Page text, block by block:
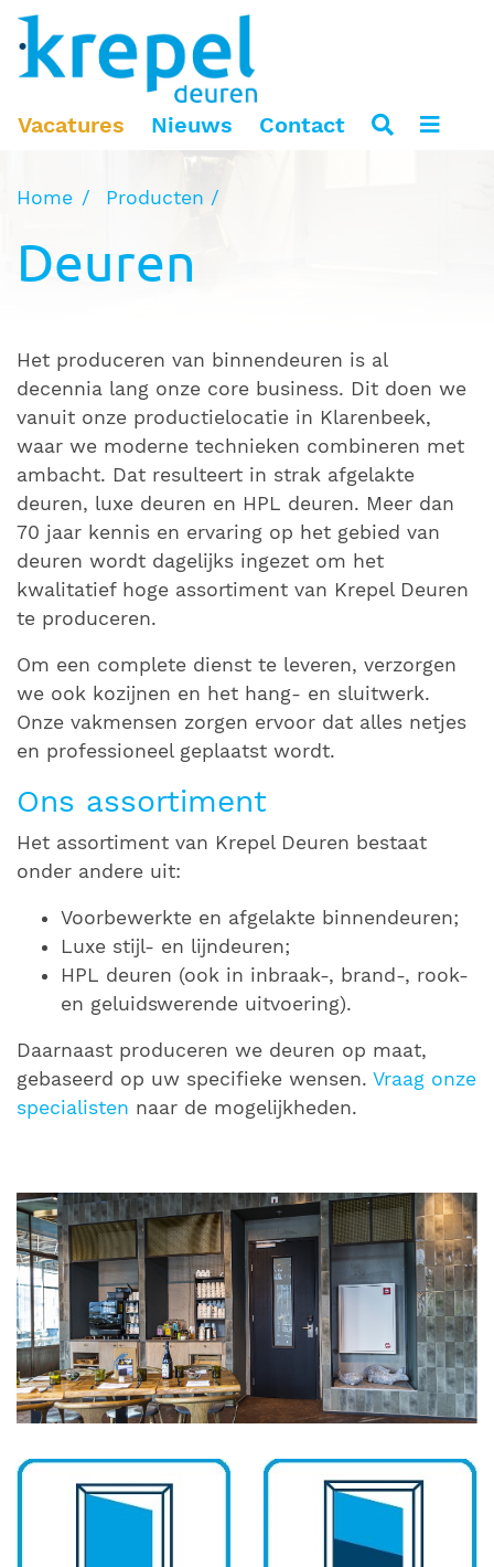
Vacatures Nieuws Contact
Home Producten
Deuren
Het produceren van binnendeuren is al
decennia lang onze core business. Dit doen we
vanuit onze productielocatie in Klarenbeek,
waar we moderne technieken combineren met
ambacht. Dat resulteert in strak afgelakte
deuren, luxe deuren en HPL deuren. Meer dan
70 jaar kennis en ervaring op het gebied van
deuren wordt dagelijks ingezet om het
kwalitatief hoge assortiment van Krepel Deuren
te produceren.
Om een complete dienst te leveren, verzorgen
we ook kozijnen en het hang- en sluitwerk.
Onze vakmensen zorgen ervoor dat alles netjes
en professioneel geplaatst wordt.
Ons assortiment
Het assortiment van Krepel Deuren bestaat
onder andere uit:
Voorbewerkte en afgelakte binnendeuren;
Luxe stijl- en lijndeuren;
HPL deuren (ook in inbraak-, brand-, rook-
en geluidswerende uitvoering).
Daarnaast produceren we deuren op maat,
gebaseerd op uw specifieke wensen. Vraag onze
specialisten naar de mogelijkheden.